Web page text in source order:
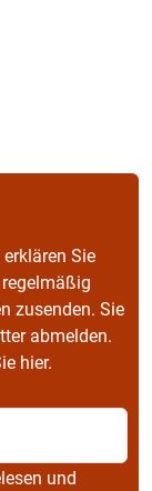
Sie
zusenden. Sie
abmelden.
hier.
und